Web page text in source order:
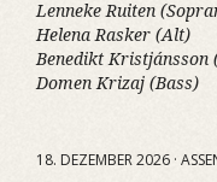
Lenneke Ruiten
Helena Rasker (Alt)
Benedikt Kristjánsson
Domen Krizaj (Bass)
18. DEZEMBER 2026 ·